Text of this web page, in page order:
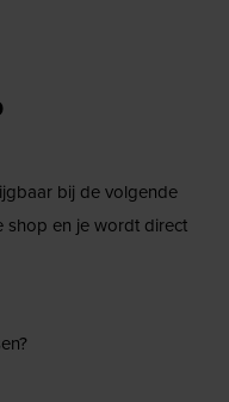
bij de volgende
shop en je wordt direct